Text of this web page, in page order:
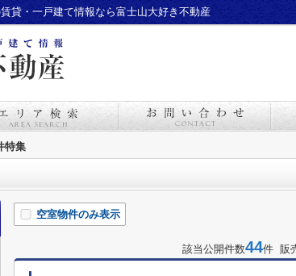
貸・一戸建て情報なら富士山大好き不動産
特集
空室物件のみ表示
該当公開件数44件 販